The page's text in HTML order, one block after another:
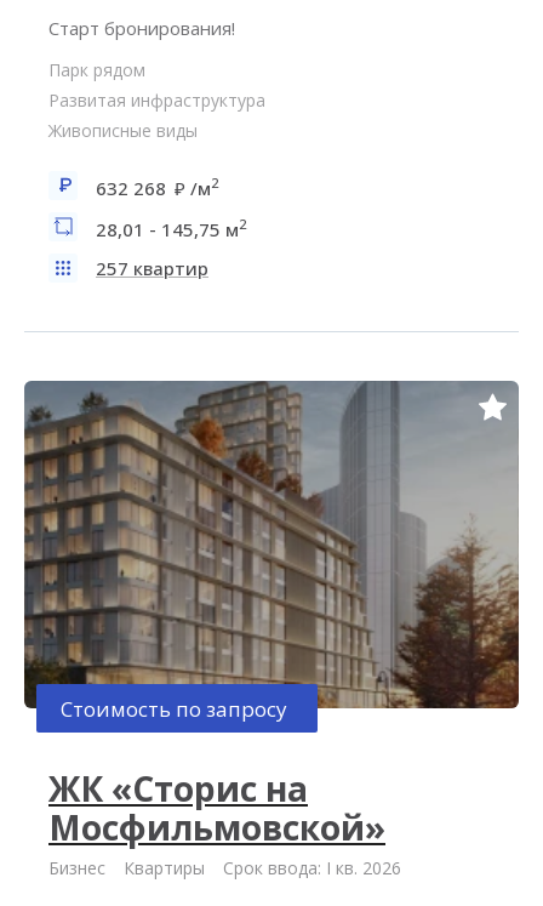
Старт бронирования!
Парк рядом
Развитая инфраструктура
Живописные виды
632 268 /м2
28,01 - 145,75 м2
257 квартир
Стоимость по запросу
ЖК «Сторис на
Мосфильмовской»
Бизнес Квартиры Срок ввода: I кв. 2026